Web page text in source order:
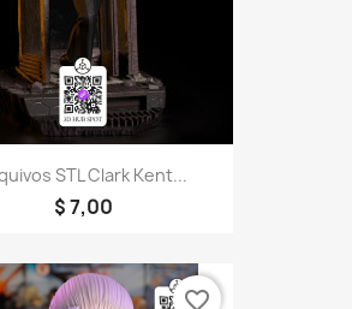
STL Clark Kent...
$ 7,00
favorite_border